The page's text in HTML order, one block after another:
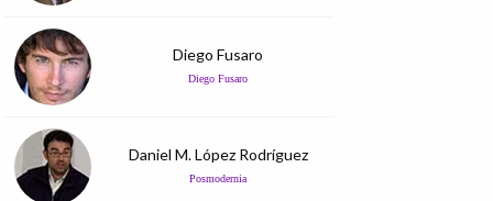
Diego Fusaro
Diego Fusaro
Daniel M. López Rodríguez
Posmodernia